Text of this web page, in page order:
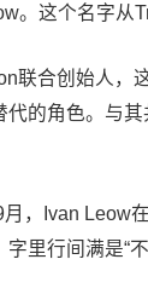
。这个名字从
联合创始人，
代的角色。与
月，Ivan Leow
里行间满是“不